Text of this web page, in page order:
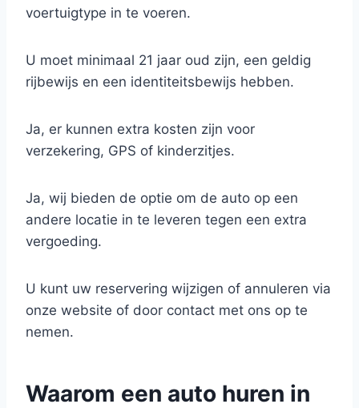
voertuigtype in te voeren.
U moet minimaal 21 jaar oud zijn, een geldig
rijbewijs en een identiteitsbewijs hebben.
Ja, er kunnen extra kosten zijn voor
verzekering, GPS of kinderzitjes.
Ja, wij bieden de optie om de auto op een
andere locatie in te leveren tegen een extra
vergoeding.
U kunt uw reservering wijzigen of annuleren via
onze website of door contact met ons op te
nemen.
Waarom een auto huren in